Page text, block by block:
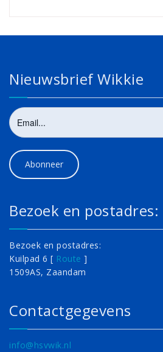
Nieuwsbrief Wikkie
Bezoek en postadres:
Bezoek en postadres:
Kuilpad 6 [ Route ]
1509AS, Zaandam
Contactgegevens
info@hsvwik.nl